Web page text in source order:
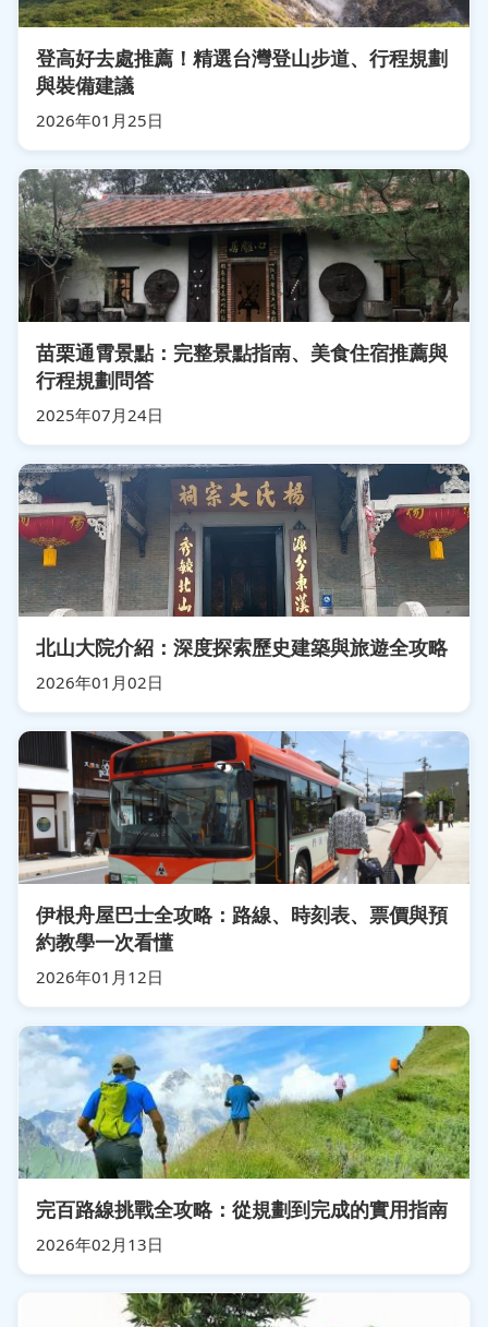
登高好去處推薦！精選台灣登山步道、行程規劃
與裝備建議
2026年01月25日
苗栗通霄景點：完整景點指南、美食住宿推薦與
行程規劃問答
2025年07月24日
北山大院介紹：深度探索歷史建築與旅遊全攻略
2026年01月02日
伊根舟屋巴士全攻略：路線、時刻表、票價與預
約教學一次看懂
2026年01月12日
完百路線挑戰全攻略：從規劃到完成的實用指南
2026年02月13日